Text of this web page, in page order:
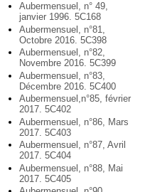
Aubermensuel, n° 49,
janvier 1996. 5C168
Aubermensuel, n°81,
Octobre 2016. 5C398
Aubermensuel, n°82,
Novembre 2016. 5C399
Aubermensuel, n°83,
Décembre 2016. 5C400
Aubermensuel,n°85, février
2017. 5C402
Aubermensuel, n°86, Mars
2017. 5C403
Aubermensuel, n°87, Avril
2017. 5C404
Aubermensuel, n°88, Mai
2017. 5C405